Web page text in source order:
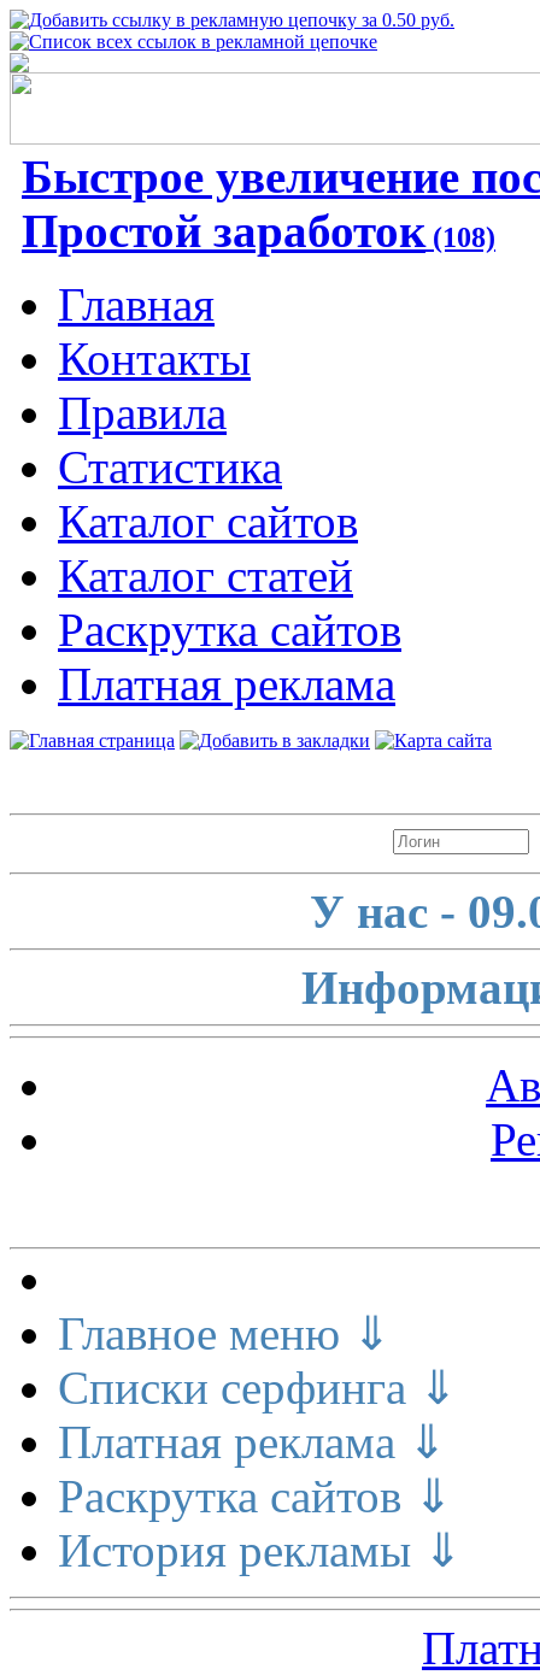
Быстрое увеличение
Простой заработок(108)
Главная
Контакты
Правила
Статистика
Каталог сайтов
Каталог статей
Раскрутка сайтов
Платная реклама
У нас -
Главное меню ⇓
Списки серфинга ⇓
Платная реклама ⇓
Раскрутка сайтов ⇓
История рекламы ⇓